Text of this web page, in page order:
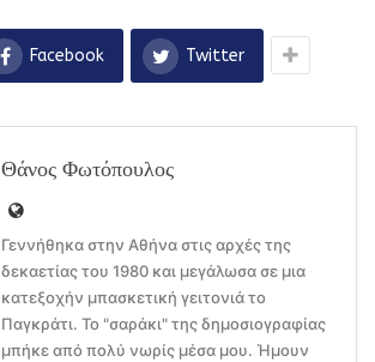
Facebook Twitter
Θάνος Φωτόπουλος
Γεννήθηκα στην Αθήνα στις αρχές της
δεκαετίας του 1980 και μεγάλωσα σε μια
κατεξοχήν μπασκετική γειτονιά το
Παγκράτι. Το "σαράκι" της δημοσιογραφίας
μπήκε από πολύ νωρίς μέσα μου. Ήμουν